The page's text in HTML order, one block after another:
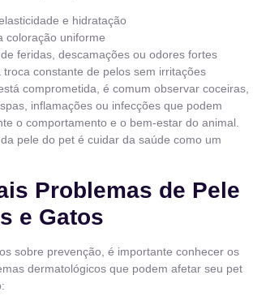
e hidratação
coloração uniforme
feridas, descamações ou odores fortes
troca constante de pelos sem irritações
comprometida, é comum observar coceiras,
inflamações ou infecções que podem
o comportamento e o bem-estar do animal.
pele do pet é cuidar da saúde como um
Problemas de Pele
e Gatos
sobre prevenção, é importante conhecer os
dermatológicos que podem afetar seu pet